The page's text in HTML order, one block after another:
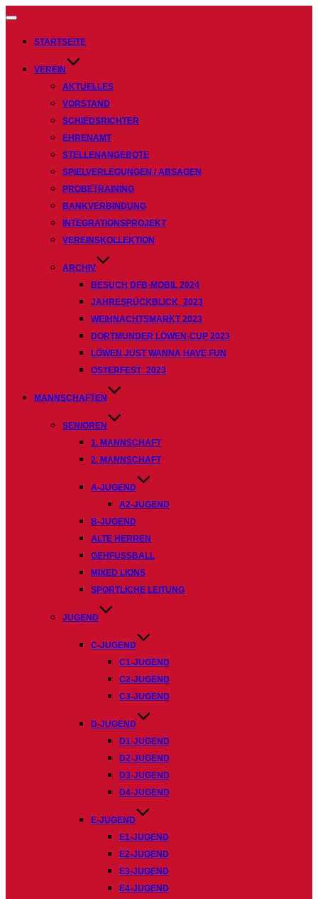
Navigation
STARTSEITE
VEREIN
AKTUELLES
VORSTAND
SCHIEDSRICHTER
EHRENAMT
STELLENANGEBOTE
SPIELVERLEGUNGEN / ABSAGEN
PROBETRAINING
BANKVERBINDUNG
INTEGRATIONSPROJEKT
VEREINSKOLLEKTION
ARCHIV
BESUCH DFB-MOBIL 2024
JAHRESRÜCKBLICK_2023
WEIHNACHTSMARKT 2023
DORTMUNDER LÖWEN-CUP 2023
LÖWEN JUST WANNA HAVE FUN
OSTERFEST_2023
MANNSCHAFTEN
SENIOREN
1. MANNSCHAFT
2. MANNSCHAFT
A-JUGEND
A2-JUGEND
B-JUGEND
ALTE HERREN
GEHFUSSBALL
MIXED LIONS
SPORTLICHE LEITUNG
JUGEND
C-JUGEND
C1-JUGEND
C2-JUGEND
C3-JUGEND
D-JUGEND
D1-JUGEND
D2-JUGEND
D3-JUGEND
D4-JUGEND
E-JUGEND
E1-JUGEND
E2-JUGEND
E3-JUGEND
E4-JUGEND